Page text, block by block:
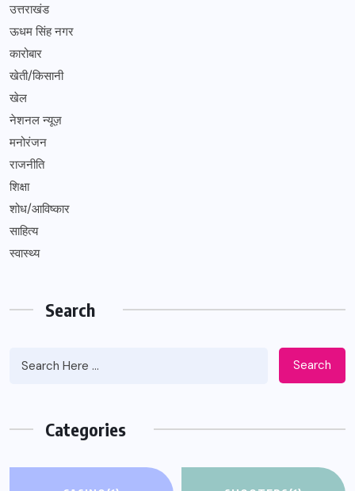
उत्तराखंड
ऊधम सिंह नगर
कारोबार
खेती/किसानी
खेल
नेशनल न्यूज़
मनोरंजन
राजनीति
शिक्षा
शोध/आविष्कार
साहित्य
स्वास्थ्य
Search
Search
Categories